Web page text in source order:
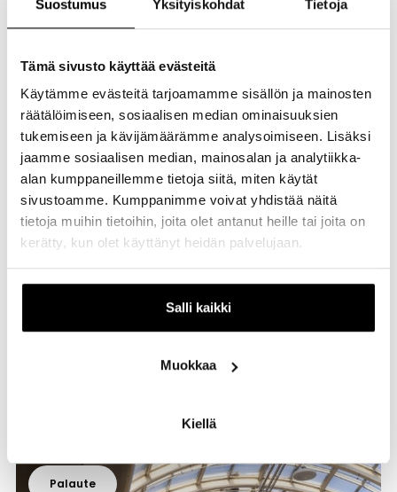
Suostumus Yksityiskohdat Tietoja
Tämä sivusto käyttää evästeitä
Käytämme evästeitä tarjoamamme sisällön ja mainosten
räätälöimiseen, sosiaalisen median ominaisuuksien
tukemiseen ja kävijämäärämme analysoimiseen. Lisäksi
jaamme sosiaalisen median, mainosalan ja analytiikka-
alan kumppaneillemme tietoja siitä, miten käytät
sivustoamme. Kumppanimme voivat yhdistää näitä
tietoja muihin tietoihin, joita olet antanut heille tai joita on
kerätty, kun olet käyttänyt heidän palvelujaan.
Salli kaikki
Muokkaa
Kiellä
Yrityksille
Palaute